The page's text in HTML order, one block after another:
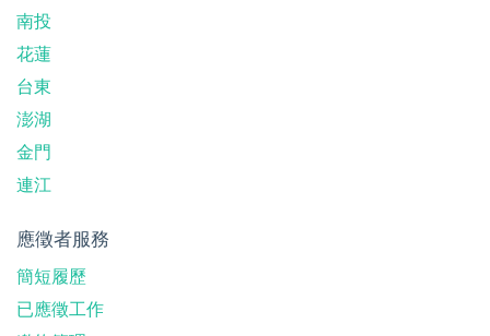
南投
花蓮
台東
澎湖
金門
連江
應徵者服務
簡短履歷
已應徵工作